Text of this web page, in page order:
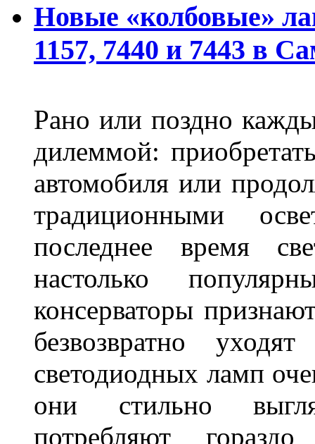
Новые «колбовые»
1157, 7440 и 7443 в
Рано или поздно
дилеммой:
автомобиля или
традиционными
последнее время
настолько
консерваторы
безвозвратно
светодиодных ламп
они стильно
потребляют